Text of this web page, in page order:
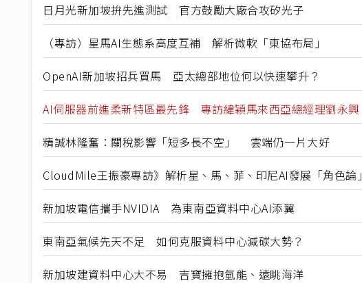
日月光新加坡拚先進測試 官方鼓勵大廠合攻矽光子
（專訪）星馬AI生態系高度互補 解析微軟「東協布局」
OpenAI新加坡招兵買馬 亞太總部地位何以快速攀升？
AI伺服器前進柔新特區最先鋒 專訪緯穎馬來西亞總經理劉永興
精誠林隆奮：關稅影響「短多長不空」 雲端仍一片大好
CloudMile王振豪專訪》解析星、馬、菲、印尼AI發展「角色論」
新加坡電信攜手NVIDIA 為東南亞資料中心AI添翼
東南亞氣候先天不足 如何克服資料中心減碳大勢？
新加坡建資料中心大不易 吉寶擁抱氫能、遠眺海洋